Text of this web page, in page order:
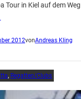
Tour in Kiel auf dem
2012vonAndreas Kling
, Regatten/Clubs